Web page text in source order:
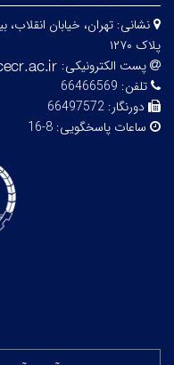
نشانی:
پلاک ۱۲۷۰
پست الکترونیکی:
تلفن: 66466569
دورنگار: 66497572
ساعات پاسخگویی: 8-16